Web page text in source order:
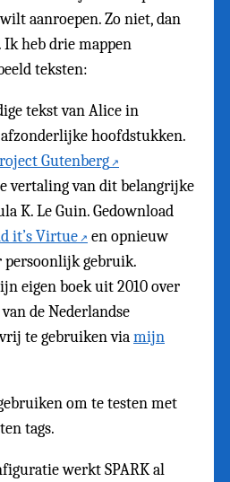
aanroepen. Zo niet, dan
heb drie mappen
teksten:
tekst van Alice in
hoofdstukken.
Gutenberg
vertaling van dit belangrijke
K. Le Guin. Gedownload
it’s Virtue
en opnieuw
persoonlijk gebruik.
eigen boek uit 2010 over
de Nederlandse
te gebruiken viamijn
om te testen met
tags.
werkt SPARK al